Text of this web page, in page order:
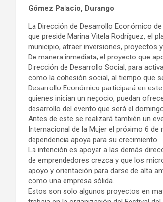
Gómez Palacio, Durango
La Dirección de Desarrollo Económico
que preside Marina Vitela Rodríguez, el
municipio, atraer inversiones, proyectos
De manera inmediata, el proyecto que
Dirección de Desarrollo Social, para
como la cohesión social, al tiempo que
Desarrollo Económico participará en
quienes inician un negocio, puedan
desarrollo del evento que será el
Antes de este se realizará también un
Internacional de la Mujer el próximo 6
dependencia apoya para su crecimiento.
La intención es apoyar a las demás
de emprendedores crezca y que los
apoyo y orientación para darse de alta
como una empresa sólida.
Estos son solo algunos proyectos en